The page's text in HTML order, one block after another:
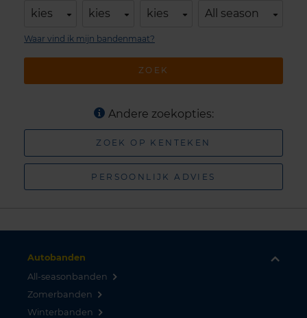
kies kies kies All season
ZOEK
Waar vind ik mijn bandenmaat?
Andere zoekopties:
ZOEK OP KENTEKEN
PERSOONLIJK ADVIES
Autobanden
All-seasonbanden
Zomerbanden
Winterbanden